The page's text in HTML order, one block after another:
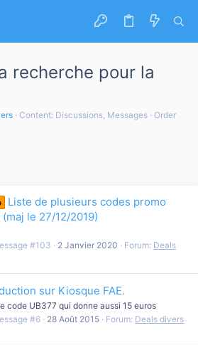
recherche pour la
Content: Discussions, Messages
Order
Liste de plusieurs codes promo
le 27/12/2019)
#103 2 Janvier 2020 Forum: Deals
sur Kiosque FAE.
code UB377 qui donne aussi 15 euros
#6 28 Août 2015 Forum: Deals divers